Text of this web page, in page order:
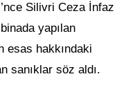
Silivri Ceza İnfaz
yapılan
esas hakkındaki
sanıklar söz aldı.